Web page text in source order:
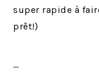
super rapide à
prêt!)
…